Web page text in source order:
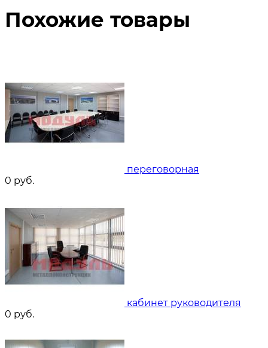
Похожие товары
переговорная
0 руб.
кабинет руководителя
0 руб.